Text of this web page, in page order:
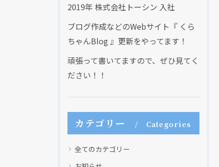
2019年 株式会社トーシン 入社
ブログ作成などのWebサイト『 くら
ちゃんBlog 』更新をやってます！
頑張って書いてますので、ぜひ見てく
ださい！！
カテゴリー Categories
全てのカテゴリー